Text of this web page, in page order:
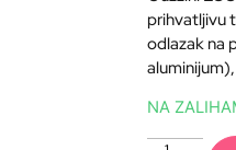
prihvatljivu
odlazak na
NA